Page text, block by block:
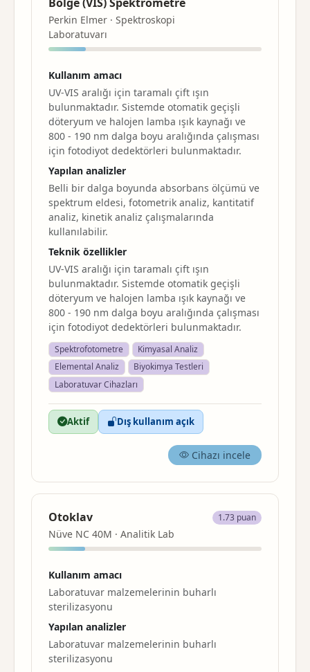
Perkin Elmer · Spektroskopi
Laboratuvarı
Kullanım amacı
UV-VIS aralığı için taramalı çift ışın
bulunmaktadır. Sistemde otomatik geçişli
döteryum ve halojen lamba ışık kaynağı ve
800 - 190 nm dalga boyu aralığında çalışması
için fotodiyot dedektörleri bulunmaktadır.
Yapılan analizler
Belli bir dalga boyunda absorbans ölçümü ve
spektrum eldesi, fotometrik analiz, kantitatif
analiz, kinetik analiz çalışmalarında
kullanılabilir.
Teknik özellikler
UV-VIS aralığı için taramalı çift ışın
bulunmaktadır. Sistemde otomatik geçişli
döteryum ve halojen lamba ışık kaynağı ve
800 - 190 nm dalga boyu aralığında çalışması
için fotodiyot dedektörleri bulunmaktadır.
Spektrofotometre
Kimyasal Analiz
Elemental Analiz
Biyokimya Testleri
Laboratuvar Cihazları
Aktif Dış kullanım açık
Cihazı incele
Otoklav
Nüve NC 40M · Analitik Lab
1.73 puan
Kullanım amacı
Laboratuvar malzemelerinin buharlı
sterilizasyonu
Yapılan analizler
Laboratuvar malzemelerinin buharlı
sterilizasyonu